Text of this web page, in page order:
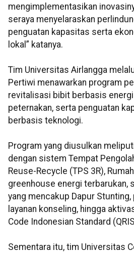
mengimplementasikan
seraya menyelaraskan
penguatan kapasitas serta
lokal” katanya.
Tim Universitas Airlangga
Pertiwi menawarkan program
revitalisasi bibit berbasis
peternakan, serta penguatan
berbasis teknologi.
Program yang diusulkan
dengan sistem Tempat
Reuse-Recycle (TPS 3R),
greenhouse energi terbarukan,
yang mencakup Dapur
layanan konseling, hingga
Code Indonesian Standard
Sementara itu, tim Universitas